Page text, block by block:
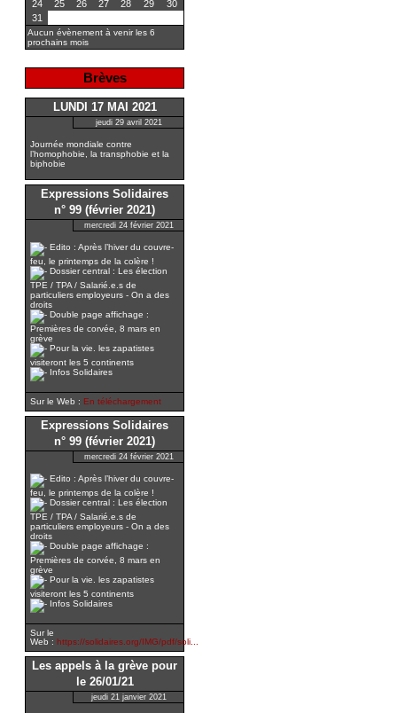
24 25 26 27 28 29
30
31
Aucun évènement à venir les 6
prochains mois
Brèves
LUNDI 17 MAI 2021
jeudi 29 avril 2021
Journée mondiale contre
l’homophobie, la transphobie et la
biphobie
Expressions Solidaires
n° 99 (février 2021)
mercredi 24 février 2021
Edito : Après l’hiver du couvre-
feu, le printemps de la colère !
Dossier central : Les élection
TPE / TPA / Salarié.e.s de
particuliers employeurs - On a des
droits
Double page affichage :
Premières de corvée, 8 mars en
grève
Pour la vie. les zapatistes
visiteront les 5 continents
Infos Solidaires
Sur le Web : En téléchargement
Expressions Solidaires
n° 99 (février 2021)
mercredi 24 février 2021
Edito : Après l’hiver du couvre-
feu, le printemps de la colère !
Dossier central : Les élection
TPE / TPA / Salarié.e.s de
particuliers employeurs - On a des
droits
Double page affichage :
Premières de corvée, 8 mars en
grève
Pour la vie. les zapatistes
visiteront les 5 continents
Infos Solidaires
Sur le
Web : https://solidaires.org/IMG/pdf/soli...
Les appels à la grève pour
le 26/01/21
jeudi 21 janvier 2021